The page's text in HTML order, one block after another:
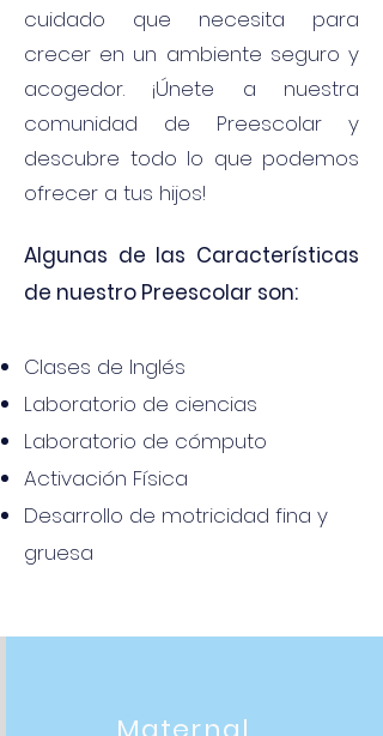
cuidado que necesita para
crecer en un ambiente seguro y
acogedor. ¡Únete a nuestra
comunidad de Preescolar y
descubre todo lo que podemos
ofrecer a tus hijos!
Algunas de las Características
de nuestro Preescolar son:
Clases de Inglés
Laboratorio de ciencias
Laboratorio de cómputo
Activación Física
Desarrollo de motricidad fina y
gruesa